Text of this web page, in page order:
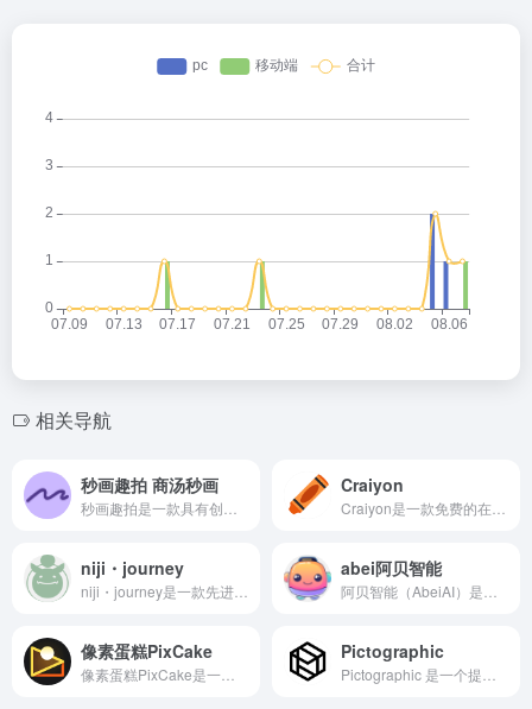
相关导航
秒画趣拍 商汤秒画 Craiyon
niji・journey abei阿贝智能
像素蛋糕PixCake Pictographic